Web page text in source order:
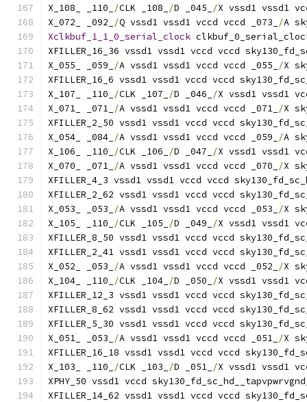
X_108_ _110_
/CLK _108_ /D _045_ /X vssd1 vssd1
X_072_ _092_
/Q vssd1 vssd1 vccd vccd _073_ /A
Xclkbuf_1_1_0_serial_clock
XFILLER_16_36 vssd1 vssd1 vccd vccd
X_055_ _059_
/A vssd1 vssd1 vccd vccd _055_ /X
XFILLER_16_6 vssd1 vssd1 vccd vccd
X_107_ _110_
/CLK _107_ /D _046_ /X vssd1 vssd1
X_071_ _071_ /A vssd1 vssd1 vccd vccd _071_ /X
XFILLER_2_50 vssd1 vssd1 vccd vccd
X_054_ _084_ /A vssd1 vssd1 vccd vccd _059_ /A
X_106_ _110_
/CLK _106_ /D _047_ /X vssd1 vssd1
X_070_ _071_ /A vssd1 vssd1 vccd vccd _070_ /X
XFILLER_4_3 vssd1 vssd1 vccd vccd
XFILLER_2_62 vssd1 vssd1 vccd vccd
X_053_ _053_
/A vssd1 vssd1 vccd vccd _053_ /X
X_105_ _110_
/CLK _105_ /D _049_ /X vssd1 vssd1
XFILLER_8_50 vssd1 vssd1 vccd vccd
XFILLER_2_41 vssd1 vssd1 vccd vccd
X_052_ _053_
/A vssd1 vssd1 vccd vccd _052_ /X
X_104_ _110_
/CLK _104_ /D _050_ /X vssd1 vssd1
XFILLER_12_3 vssd1 vssd1 vccd vccd
XFILLER_8_62 vssd1 vssd1 vccd vccd
XFILLER_5_30 vssd1 vssd1 vccd vccd
X_051_ _053_
/A vssd1 vssd1 vccd vccd _051_ /X
XFILLER_16_18 vssd1 vssd1 vccd vccd
X_103_ _110_
/CLK _103_ /D _051_ /X vssd1 vssd1
XPHY_50 vssd1 vccd
XFILLER_14_62 vssd1 vssd1 vccd vccd